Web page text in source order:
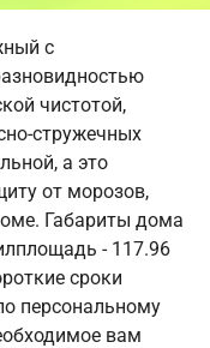
с
чистотой,
стружечных
а это
от морозов,
Габариты дома
- 117.96
сроки
персональному
вам